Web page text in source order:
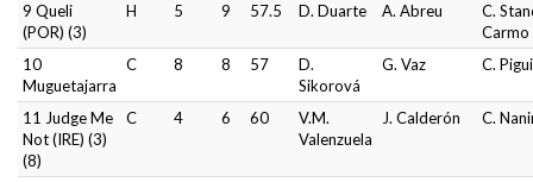
9 Queli
(POR) (3)
H 5 9 57.5 D. Duarte A. Abreu
C.
Carmo
10
Muguetajarra
C 8 8 57
D.
Sikorová
G. Vaz C.
11 Judge Me
Not (IRE) (3)
(8)
C 4 6 60
V.M.
Valenzuela
J. Calderón C.